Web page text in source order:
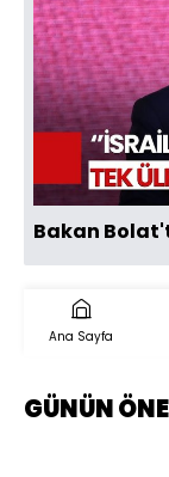
Bakan
Ana Sayfa
GÜNÜN